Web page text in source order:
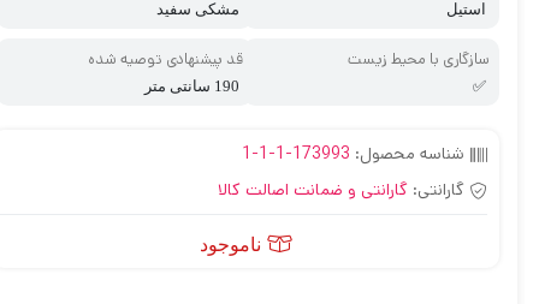
استیل مشکی سفید
سازگاری با محیط زیست قد پیشنهادی توصیه شده
190 سانتی متر
شناسه محصول: 173993-1-1-1
گارانتی:گارانتی و ضمانت اصالت کالا
ناموجود